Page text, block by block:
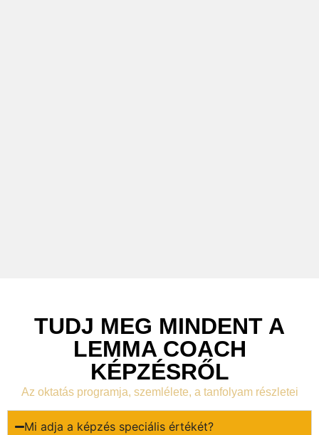
TUDJ MEG MINDENT A
LEMMA COACH
KÉPZÉSRŐL
Az oktatás programja, szemlélete, a tanfolyam részletei
Mi adja a képzés speciális értékét?